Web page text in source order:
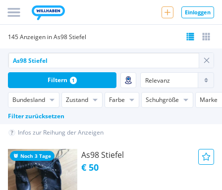
Einloggen
145 Anzeigen in As98 Stiefel
Bundesland Zustand Farbe Schuhgröße
Marke
Filter zurücksetzen
Filtern 1
Infos zur Reihung der Anzeigen
Noch 3 Tage As98 Stiefel
€ 50